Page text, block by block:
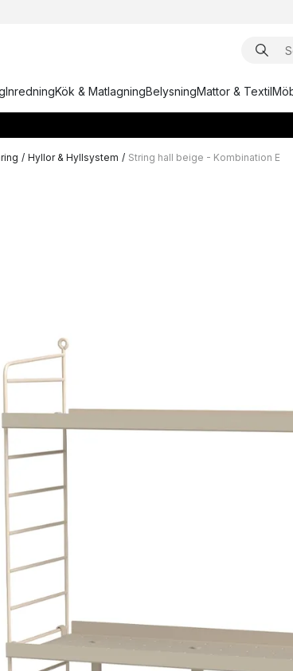
InredningKök & MatlagningBelysningMattor & Textil
/ Hyllor & Hyllsystem / String hall beige - Kombination E